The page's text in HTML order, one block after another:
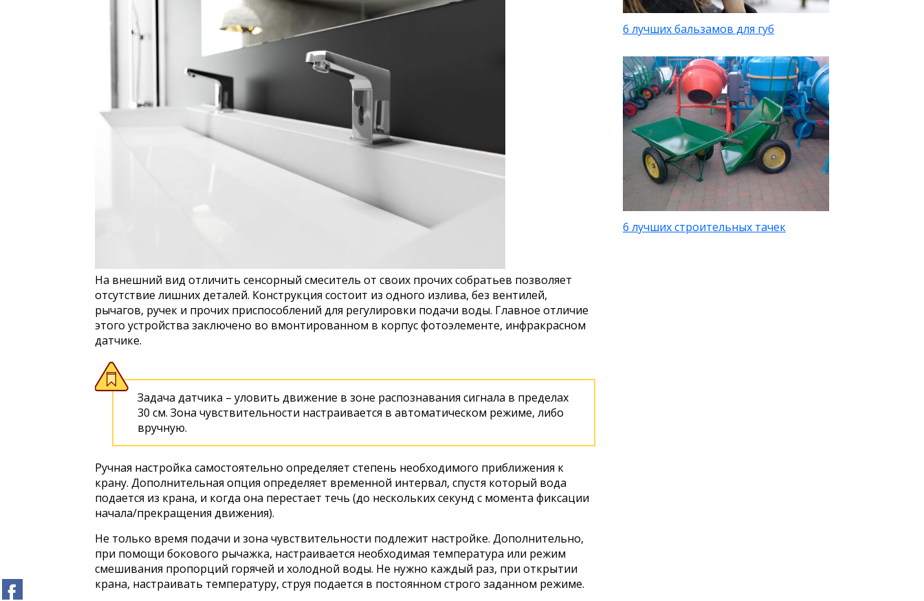
На внешний вид отличить сенсорный смеситель от своих прочих собратьев позволяет
отсутствие лишних деталей. Конструкция состоит из одного излива, без вентилей,
рычагов, ручек и прочих приспособлений для регулировки подачи воды. Главное отличие
этого устройства заключено во вмонтированном в корпус фотоэлементе, инфракрасном
датчике.
Задача датчика – уловить движение в зоне распознавания сигнала в пределах
30 см. Зона чувствительности настраивается в автоматическом режиме, либо
вручную.
Ручная настройка самостоятельно определяет степень необходимого приближения к
крану. Дополнительная опция определяет временной интервал, спустя который вода
подается из крана, и когда она перестает течь (до нескольких секунд с момента фиксации
начала/прекращения движения).
Не только время подачи и зона чувствительности подлежит настройке. Дополнительно,
при помощи бокового рычажка, настраивается необходимая температура или режим
смешивания пропорций горячей и холодной воды. Не нужно каждый раз, при открытии
крана, настраивать температуру, струя подается в постоянном строго заданном режиме.
6 лучших бальзамов для губ
6 лучших строительных тачек